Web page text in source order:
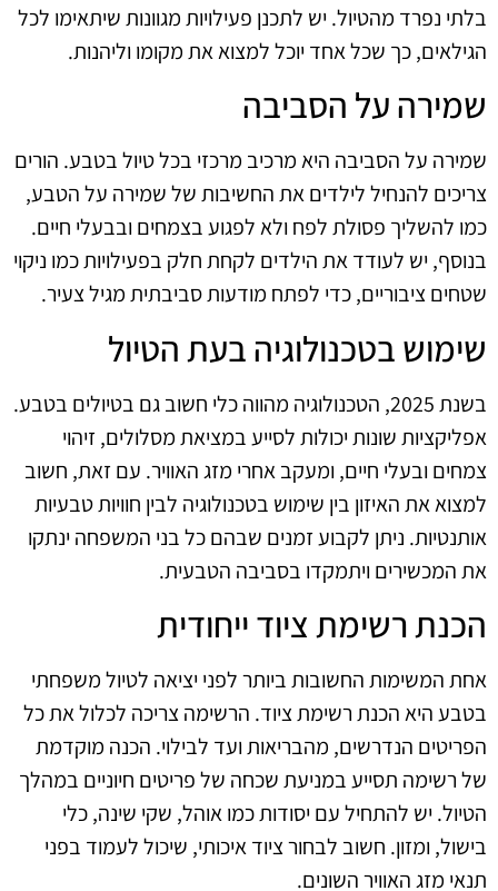
בלתי נפרד מהטיול. יש לתכנן פעילויות מגוונות שיתאימו לכל
הגילאים, כך שכל אחד יוכל למצוא את מקומו וליהנות.
שמירה על הסביבה
שמירה על הסביבה היא מרכיב מרכזי בכל טיול בטבע. הורים
צריכים להנחיל לילדים את החשיבות של שמירה על הטבע,
כמו להשליך פסולת לפח ולא לפגוע בצמחים ובבעלי חיים.
בנוסף, יש לעודד את הילדים לקחת חלק בפעילויות כמו ניקוי
שטחים ציבוריים, כדי לפתח מודעות סביבתית מגיל צעיר.
שימוש בטכנולוגיה בעת הטיול
בשנת 2025, הטכנולוגיה מהווה כלי חשוב גם בטיולים בטבע.
אפליקציות שונות יכולות לסייע במציאת מסלולים, זיהוי
צמחים ובעלי חיים, ומעקב אחרי מזג האוויר. עם זאת, חשוב
למצוא את האיזון בין שימוש בטכנולוגיה לבין חוויות טבעיות
אותנטיות. ניתן לקבוע זמנים שבהם כל בני המשפחה ינתקו
את המכשירים ויתמקדו בסביבה הטבעית.
הכנת רשימת ציוד ייחודית
אחת המשימות החשובות ביותר לפני יציאה לטיול משפחתי
בטבע היא הכנת רשימת ציוד. הרשימה צריכה לכלול את כל
הפריטים הנדרשים, מהבריאות ועד לבילוי. הכנה מוקדמת
של רשימה תסייע במניעת שכחה של פריטים חיוניים במהלך
הטיול. יש להתחיל עם יסודות כמו אוהל, שקי שינה, כלי
בישול, ומזון. חשוב לבחור ציוד איכותי, שיכול לעמוד בפני
תנאי מזג האוויר השונים.